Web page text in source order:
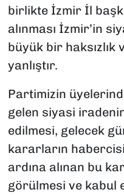
birlikte İzmir İl
alınması İzmir’in
büyük bir haksızlık
yanlıştır.
Partimizin
gelen siyasi
edilmesi, gelecek
kararların
ardına alınan bu
görülmesi ve kabul